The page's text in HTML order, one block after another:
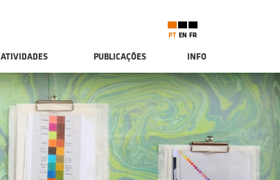
PT EN FR
ATIVIDADES PUBLICAÇÕES INFO